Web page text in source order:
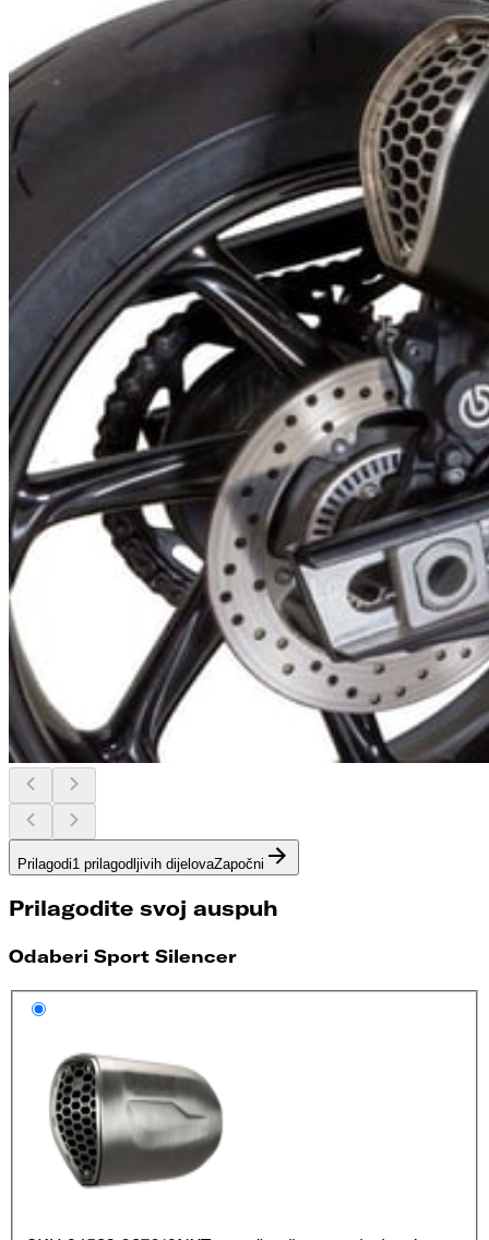
Prilagodi1 prilagodljivih dijelovaZapočni
Prilagodite svoj auspuh
Odaberi Sport Silencer